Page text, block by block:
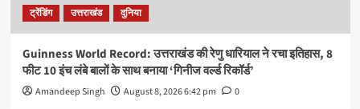
ट्रेंडिंग उत्तराखंड दुनिया
Guinness World Record: उत्तराखंड की रेणु धारियाल ने रचा इतिहास, 8
फीट 10 इंच लंबे बालों के साथ बनाया ‘गिनीज वर्ल्ड रिकॉर्ड’
Amandeep Singh August 8, 2026 6:42 pm 0